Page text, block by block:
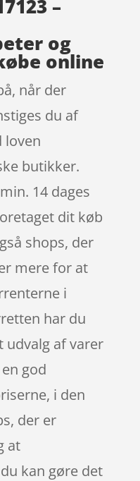
–
og
online
når der
du af
loven
butikker.
14 dages
dit køb
shops, der
mere for at
i
har du
udvalg af varer
god
i den
der er
at
kan gøre det